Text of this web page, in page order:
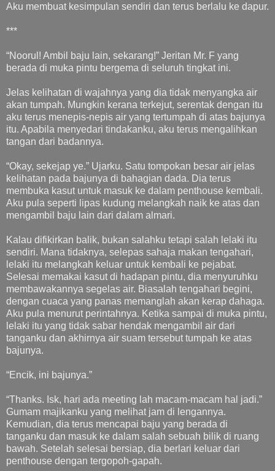
Aku membuat kesimpulan sendiri dan terus berlalu ke dapur.
***
“Noorul! Ambil baju lain, sekarang!” Jeritan Mr. F yang
berada di muka pintu bergema di seluruh tingkat ini.
Jelas kelihatan di wajahnya yang dia tidak menyangka air
akan tumpah. Mungkin kerana terkejut, serentak dengan itu
aku terus menepis-nepis air yang tertumpah di atas bajunya
itu. Apabila menyedari tindakanku, aku terus mengalihkan
tangan dari badannya.
“Okay, sekejap ye.” Ujarku. Satu tompokan besar air jelas
kelihatan pada bajunya di bahagian dada. Dia terus
membuka kasut untuk masuk ke dalam penthouse kembali.
Aku pula seperti lipas kudung melangkah naik ke atas dan
mengambil baju lain dari dalam almari.
Kalau difikirkan balik, bukan salahku tetapi salah lelaki itu
sendiri. Mana tidaknya, selepas sahaja makan tengahari,
lelaki itu melangkah keluar untuk kembali ke pejabat.
Selesai memakai kasut di hadapan pintu, dia menyuruhku
membawakannya segelas air. Biasalah tengahari begini,
dengan cuaca yang panas memanglah akan kerap dahaga.
Aku pula menurut perintahnya. Ketika sampai di muka pintu,
lelaki itu yang tidak sabar hendak mengambil air dari
tanganku dan akhirnya air suam tersebut tumpah ke atas
bajunya.
“Encik, ini bajunya.”
“Thanks. Isk, hari ada meeting lah macam-macam hal jadi.”
Gumam majikanku yang melihat jam di lengannya.
Kemudian, dia terus mencapai baju yang berada di
tanganku dan masuk ke dalam salah sebuah bilik di ruang
bawah. Setelah selesai bersiap, dia berlari keluar dari
penthouse dengan tergopoh-gapah.